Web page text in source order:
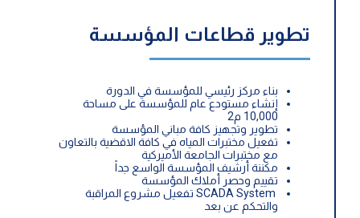
تطوير قطاعات المؤسسة
بناء مركز رئيسي للمؤسسة في الدورة
إنشاء مستودع عام للمؤسسة على مساحة
10,000 م2
تطوير وتجهيز كافة مباني المؤسسة
تفعيل مختبرات المياه في كافة الاقضية بالتعاون
مع مختبرات الجامعة الأميركية
مكننة أرشيف المؤسسة الواسع جداً
تقييم وحصر أملاك المؤسسة
SCADA System تفعيل مشروع المراقبة
والتحكم عن بعد